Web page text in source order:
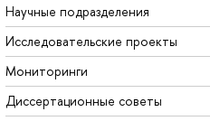
Научные подразделения
Исследовательские проекты
Мониторинги
Диссертационные советы